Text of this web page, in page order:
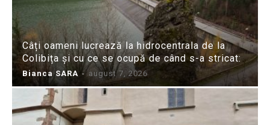
Câți oameni lucrează la hidrocentrala de la
Colibița și cu ce se ocupă de când s-a stricat:
Bianca SARA - august 7, 2026